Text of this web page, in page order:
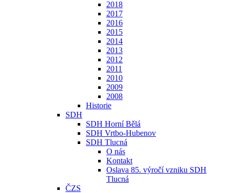
2018
2017
2016
2015
2014
2013
2012
2011
2010
2009
2008
Historie
SDH
SDH Horní Bělá
SDH Vrtbo-Hubenov
SDH Tlucná
O nás
Kontakt
Oslava 85. výročí vzniku SDH
Tlucná
ČZS